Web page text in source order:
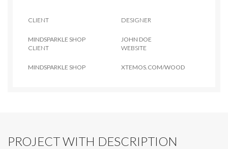
CLIENT
MINDSPARKLE SHOP
DESIGNER
JOHN DOE
CLIENT
MINDSPARKLE SHOP
WEBSITE
XTEMOS.COM/WOOD
PROJECT WITH DESCRIPTION